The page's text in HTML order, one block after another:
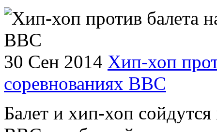
30 Сен 2014 Хип-хоп
соревнованиях ВВС
Балет и хип-хоп сойдутся